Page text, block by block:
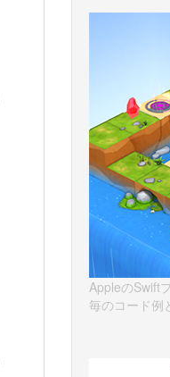
AppleのSwift
毎のコード例